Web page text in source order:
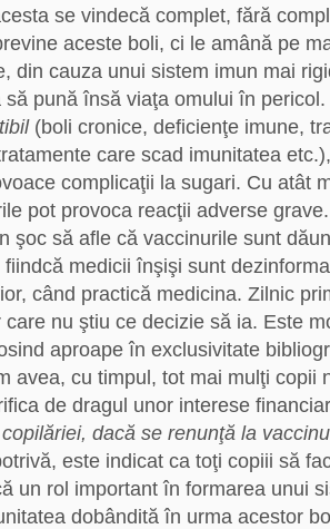
se vindecă complet, fără
aceste boli, ci le amână pe
din cauza unui sistem imun mai
pună însă viaţa omului în
(boli cronice, deficienţe imune,
care scad imunitatea
complicaţii la sugari. Cu atât
pot provoca reacţii adverse
şoc să afle că vaccinurile sunt
medicii înşişi sunt
când practică medicina. Zilnic
care nu ştiu ce decizie să ia. Este
aproape în exclusivitate
avea, cu timpul, tot mai mulţi copii
de dragul unor interese
dacă se renunţă la
este indicat ca toţi copiii să
un rol important în formarea unui
dobândită în urma acestor